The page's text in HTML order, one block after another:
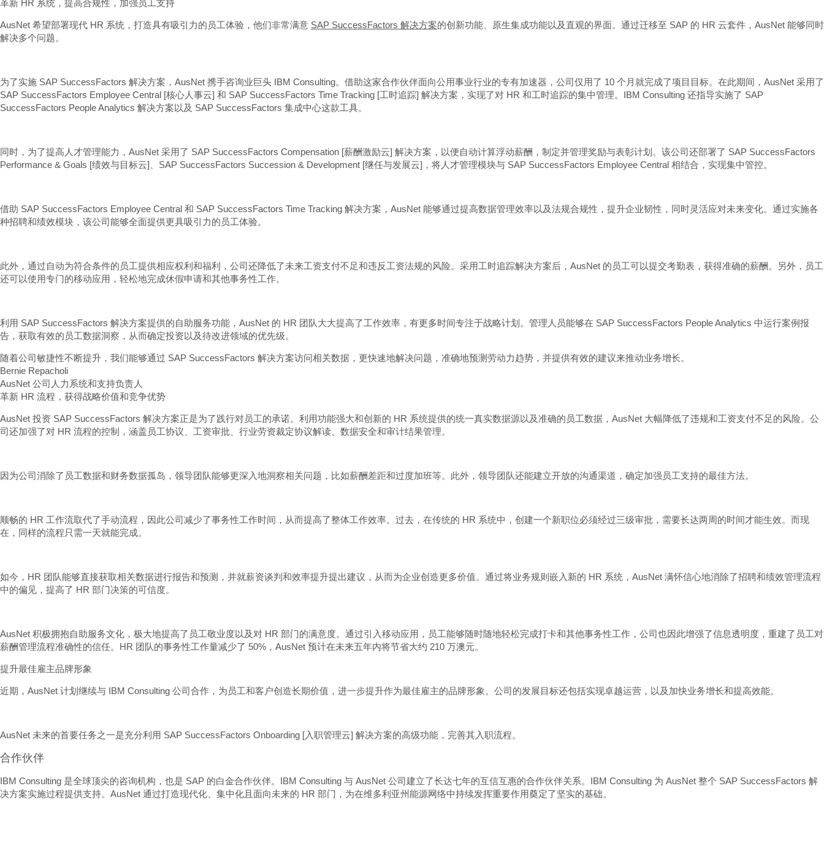
革新 HR 系统，提高合规性，加强员工支持
AusNet 希望部署现代 HR 系统，打造具有吸引力的员工体验，他们非常满意 SAP SuccessFactors 解决方案的创新功能、原生集成功能以及直观的界面。通过迁移至 SAP 的 HR 云套件，AusNet 能够同时
解决多个问题。
为了实施 SAP SuccessFactors 解决方案，AusNet 携手咨询业巨头 IBM Consulting。借助这家合作伙伴面向公用事业行业的专有加速器，公司仅用了 10 个月就完成了项目目标。在此期间，AusNet 采用了
SAP SuccessFactors Employee Central [核心人事云] 和 SAP SuccessFactors Time Tracking [工时追踪] 解决方案，实现了对 HR 和工时追踪的集中管理。IBM Consulting 还指导实施了 SAP
SuccessFactors People Analytics 解决方案以及 SAP SuccessFactors 集成中心这款工具。
同时，为了提高人才管理能力，AusNet 采用了 SAP SuccessFactors Compensation [薪酬激励云] 解决方案，以便自动计算浮动薪酬，制定并管理奖励与表彰计划。该公司还部署了 SAP SuccessFactors
Performance & Goals [绩效与目标云]、SAP SuccessFactors Succession & Development [继任与发展云]，将人才管理模块与 SAP SuccessFactors Employee Central 相结合，实现集中管控。
借助 SAP SuccessFactors Employee Central 和 SAP SuccessFactors Time Tracking 解决方案，AusNet 能够通过提高数据管理效率以及法规合规性，提升企业韧性，同时灵活应对未来变化。通过实施各
种招聘和绩效模块，该公司能够全面提供更具吸引力的员工体验。
此外，通过自动为符合条件的员工提供相应权利和福利，公司还降低了未来工资支付不足和违反工资法规的风险。采用工时追踪解决方案后，AusNet 的员工可以提交考勤表，获得准确的薪酬。另外，员工
还可以使用专门的移动应用，轻松地完成休假申请和其他事务性工作。
利用 SAP SuccessFactors 解决方案提供的自助服务功能，AusNet 的 HR 团队大大提高了工作效率，有更多时间专注于战略计划。管理人员能够在 SAP SuccessFactors People Analytics 中运行案例报
告，获取有效的员工数据洞察，从而确定投资以及待改进领域的优先级。
随着公司敏捷性不断提升，我们能够通过 SAP SuccessFactors 解决方案访问相关数据，更快速地解决问题，准确地预测劳动力趋势，并提供有效的建议来推动业务增长。
Bernie Repacholi
AusNet 公司人力系统和支持负责人
革新 HR 流程，获得战略价值和竞争优势
AusNet 投资 SAP SuccessFactors 解决方案正是为了践行对员工的承诺。利用功能强大和创新的 HR 系统提供的统一真实数据源以及准确的员工数据，AusNet 大幅降低了违规和工资支付不足的风险。公
司还加强了对 HR 流程的控制，涵盖员工协议、工资审批、行业劳资裁定协议解读、数据安全和审计结果管理。
因为公司消除了员工数据和财务数据孤岛，领导团队能够更深入地洞察相关问题，比如薪酬差距和过度加班等。此外，领导团队还能建立开放的沟通渠道，确定加强员工支持的最佳方法。
顺畅的 HR 工作流取代了手动流程，因此公司减少了事务性工作时间，从而提高了整体工作效率。过去，在传统的 HR 系统中，创建一个新职位必须经过三级审批，需要长达两周的时间才能生效。而现
在，同样的流程只需一天就能完成。
如今，HR 团队能够直接获取相关数据进行报告和预测，并就薪资谈判和效率提升提出建议，从而为企业创造更多价值。通过将业务规则嵌入新的 HR 系统，AusNet 满怀信心地消除了招聘和绩效管理流程
中的偏见，提高了 HR 部门决策的可信度。
AusNet 积极拥抱自助服务文化，极大地提高了员工敬业度以及对 HR 部门的满意度。通过引入移动应用，员工能够随时随地轻松完成打卡和其他事务性工作，公司也因此增强了信息透明度，重建了员工对
薪酬管理流程准确性的信任。HR 团队的事务性工作量减少了 50%，AusNet 预计在未来五年内将节省大约 210 万澳元。
提升最佳雇主品牌形象
近期，AusNet 计划继续与 IBM Consulting 公司合作，为员工和客户创造长期价值，进一步提升作为最佳雇主的品牌形象。公司的发展目标还包括实现卓越运营，以及加快业务增长和提高效能。
AusNet 未来的首要任务之一是充分利用 SAP SuccessFactors Onboarding [入职管理云] 解决方案的高级功能，完善其入职流程。
合作伙伴
IBM Consulting 是全球顶尖的咨询机构，也是 SAP 的白金合作伙伴。IBM Consulting 与 AusNet 公司建立了长达七年的互信互惠的合作伙伴关系。IBM Consulting 为 AusNet 整个 SAP SuccessFactors 解
决方案实施过程提供支持。AusNet 通过打造现代化、集中化且面向未来的 HR 部门，为在维多利亚州能源网络中持续发挥重要作用奠定了坚实的基础。